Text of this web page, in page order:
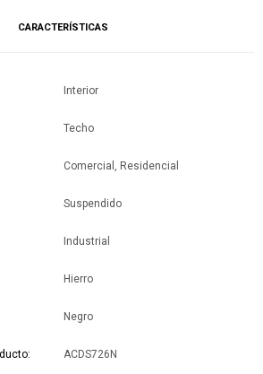
CARACTERÍSTICAS
Interior
Techo
Comercial, Residencial
Suspendido
Industrial
Hierro
Negro
ACDS726N